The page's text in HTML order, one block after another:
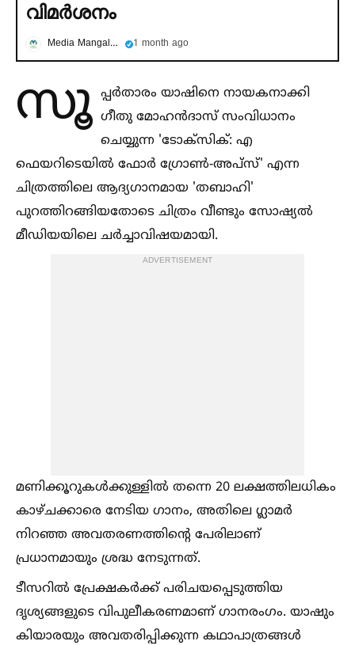
വിമര്‍ശനം
Media Mangalam 1 month ago
സൂ പ്പർതാരം യാഷിനെ നായകനാക്കി
ഗീതു മോഹൻദാസ് സംവിധാനം
ചെയ്യുന്ന 'ടോക്സിക്: എ
ഫെയറിടെയില്‍ ഫോർ ഗ്രോണ്‍-അപ്‌സ്' എന്ന
ചിത്രത്തിലെ ആദ്യഗാനമായ 'തബാഹി'
പുറത്തിറങ്ങിയതോടെ ചിത്രം വീണ്ടും സോഷ്യല്‍
മീഡിയയിലെ ചർച്ചാവിഷയമായി.
ADVERTISEMENT
മണിക്കൂറുകള്‍ക്കുള്ളില്‍ തന്നെ 20 ലക്ഷത്തിലധികം
കാഴ്ചക്കാരെ നേടിയ ഗാനം, അതിലെ ഗ്ലാമർ
നിറഞ്ഞ അവതരണത്തിന്റെ പേരിലാണ്
പ്രധാനമായും ശ്രദ്ധ നേടുന്നത്.
ടീസറില്‍ പ്രേക്ഷകർക്ക് പരിചയപ്പെടുത്തിയ
ദൃശ്യങ്ങളുടെ വിപുലീകരണമാണ് ഗാനരംഗം. യാഷും
കിയാരയും അവതരിപ്പിക്കുന്ന കഥാപാത്രങ്ങള്‍